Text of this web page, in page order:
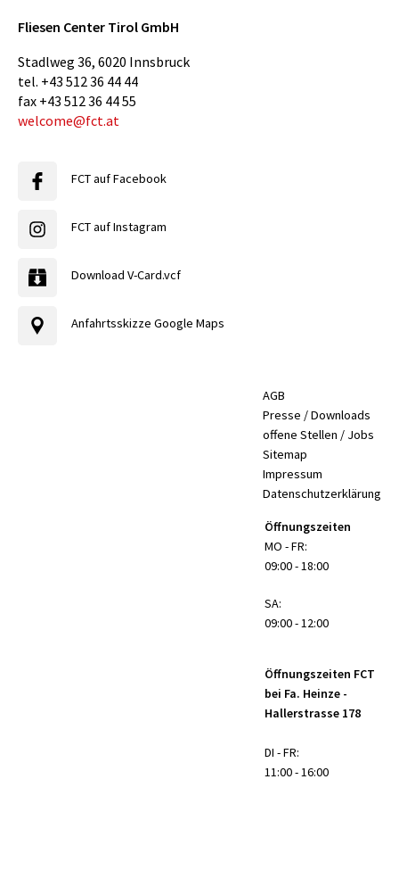
Fliesen Center Tirol GmbH
Stadlweg 36, 6020 Innsbruck
tel. +43 512 36 44 44
fax +43 512 36 44 55
welcome@fct.at
FCT auf Facebook
FCT auf Instagram
Download V-Card.vcf
Anfahrtsskizze Google Maps
AGB
Presse / Downloads
offene Stellen / Jobs
Sitemap
Impressum
Datenschutzerklärung
Öffnungszeiten
MO - FR:
09:00 - 18:00
SA:
09:00 - 12:00
Öffnungszeiten FCT
bei Fa. Heinze -
Hallerstrasse 178
DI - FR:
11:00 - 16:00